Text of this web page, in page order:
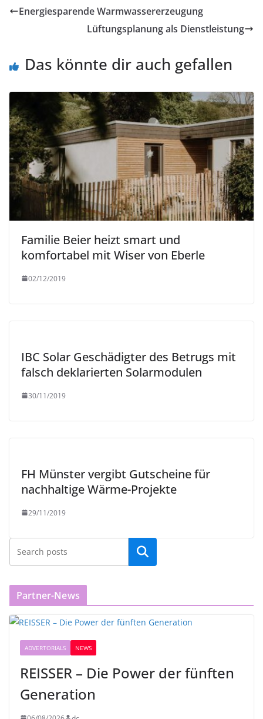
Energiesparende Warmwassererzeugung
Lüftungsplanung als Dienstleistung
Das könnte dir auch gefallen
Familie Beier heizt smart und
komfortabel mit Wiser von Eberle
02/12/2019
IBC Solar Geschädigter des Betrugs mit
falsch deklarierten Solarmodulen
30/11/2019
FH Münster vergibt Gutscheine für
nachhaltige Wärme-Projekte
29/11/2019
Partner-News
ADVERTORIALS NEWS
REISSER – Die Power der fünften
Generation